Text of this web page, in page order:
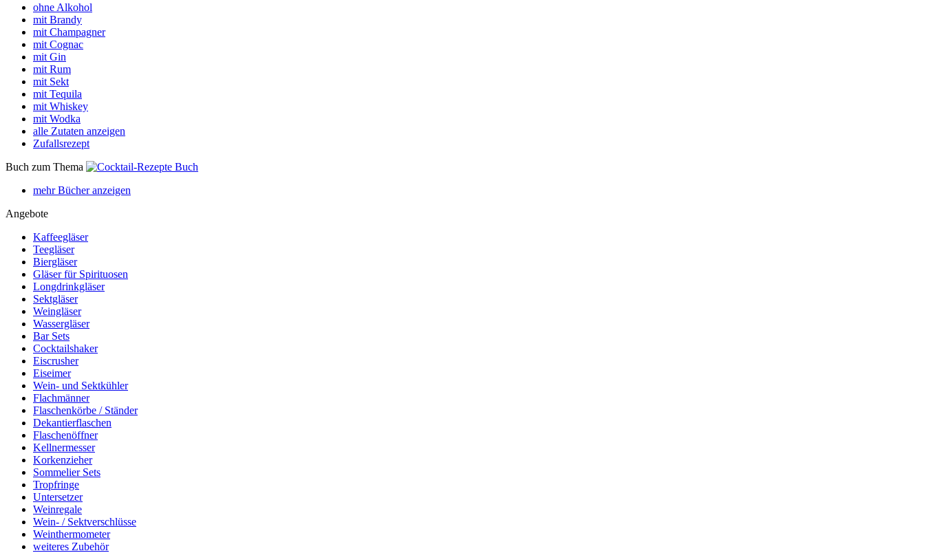
ohne Alkohol
mit Brandy
mit Champagner
mit Cognac
mit Gin
mit Rum
mit Sekt
mit Tequila
mit Whiskey
mit Wodka
alle Zutaten anzeigen
Zufallsrezept
Buch zum Thema
mehr Bücher anzeigen
Angebote
Kaffeegläser
Teegläser
Biergläser
Gläser für Spirituosen
Longdrinkgläser
Sektgläser
Weingläser
Wassergläser
Bar Sets
Cocktailshaker
Eiscrusher
Eiseimer
Wein- und Sektkühler
Flachmänner
Flaschenkörbe / Ständer
Dekantierflaschen
Flaschenöffner
Kellnermesser
Korkenzieher
Sommelier Sets
Tropfringe
Untersetzer
Weinregale
Wein- / Sektverschlüsse
Weinthermometer
weiteres Zubehör